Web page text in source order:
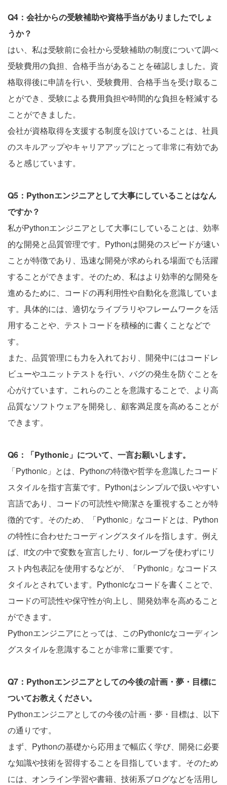
Q4：会社からの受験補助や資格手当がありましたでしょ
うか？
はい、私は受験前に会社から受験補助の制度について調べ
受験費用の負担、合格手当があることを確認しました。資
格取得後に申請を行い、受験費用、合格手当を受け取るこ
とができ、受験による費用負担や時間的な負担を軽減する
ことができました。
会社が資格取得を支援する制度を設けていることは、社員
のスキルアップやキャリアアップにとって非常に有効であ
ると感じています。
Q5：Pythonエンジニアとして大事にしていることはなん
ですか？
私がPythonエンジニアとして大事にしていることは、効率
的な開発と品質管理です。Pythonは開発のスピードが速い
ことが特徴であり、迅速な開発が求められる場面でも活躍
することができます。そのため、私はより効率的な開発を
進めるために、コードの再利用性や自動化を意識していま
す。具体的には、適切なライブラリやフレームワークを活
用することや、テストコードを積極的に書くことなどで
す。
また、品質管理にも力を入れており、開発中にはコードレ
ビューやユニットテストを行い、バグの発生を防ぐことを
心がけています。これらのことを意識することで、より高
品質なソフトウェアを開発し、顧客満足度を高めることが
できます。
Q6：「Pythonic」について、一言お願いします。
「Pythonic」とは、Pythonの特徴や哲学を意識したコード
スタイルを指す言葉です。Pythonはシンプルで扱いやすい
言語であり、コードの可読性や簡潔さを重視することが特
徴的です。そのため、「Pythonic」なコードとは、Python
の特性に合わせたコーディングスタイルを指します。例え
ば、if文の中で変数を宣言したり、forループを使わずにリ
スト内包表記を使用するなどが、「Pythonic」なコードス
タイルとされています。Pythonicなコードを書くことで、
コードの可読性や保守性が向上し、開発効率を高めること
ができます。
Pythonエンジニアにとっては、このPythonicなコーディン
グスタイルを意識することが非常に重要です。
Q7：Pythonエンジニアとしての今後の計画・夢・目標に
ついてお教えください。
Pythonエンジニアとしての今後の計画・夢・目標は、以下
の通りです。
まず、Pythonの基礎から応用まで幅広く学び、開発に必要
な知識や技術を習得することを目指しています。そのため
には、オンライン学習や書籍、技術系ブログなどを活用し